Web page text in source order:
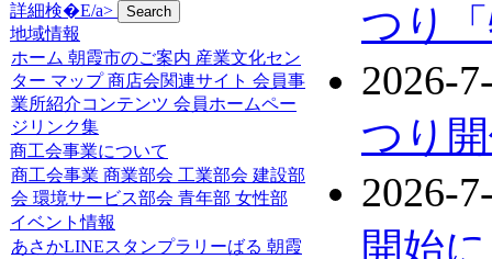
詳細検�E/a>
地域情報
ホーム 朝霞市のご案内 産業文化セン
ター マップ 商店会関連サイト 会員事
業所紹介コンテンツ 会員ホームペー
ジリンク集
商工会事業について
商工会事業 商業部会 工業部会 建設部
会 環境サービス部会 青年部 女性部
イベント情報
あさかLINEスタンプラリーばる 朝霞
つり
2026-
つり
2026-
開始